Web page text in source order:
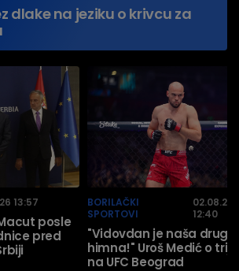
dlake na jeziku o krivcu za
13:57
posle
pred
BORILAČKI
SPORTOVI
12:40
"Vidovdan je naša druga
himna!" Uroš Medić o
na UFC Beograd